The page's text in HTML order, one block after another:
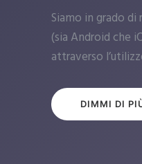
Siamo in grado
(sia Android che
attraverso
DIMMI DI